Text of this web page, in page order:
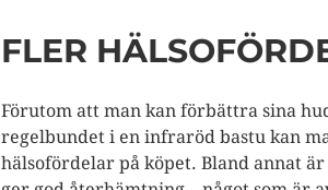
FLER
Förutom att man kan förbättra sina
regelbundet i en infraröd bastu kan
hälsofördelar på köpet. Bland annat